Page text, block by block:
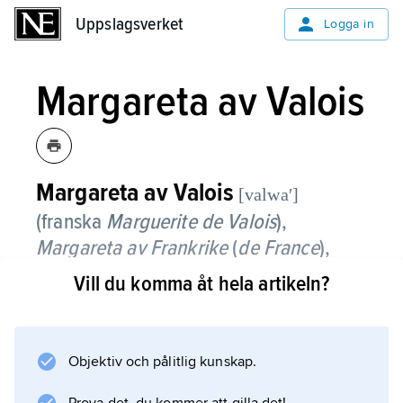
Uppslagsverket Logga in
Margareta av Valois
Margareta av Valois [valwaʹ]
(franska Marguerite de Valois),
Margareta av Frankrike(de France),
kallad ”Drottning Margot” (La Reine
till HenrikIIav Frankrike och Katarina av
Medici.
Vill du komma åt hela artikeln?
Objektiv och pålitlig kunskap.